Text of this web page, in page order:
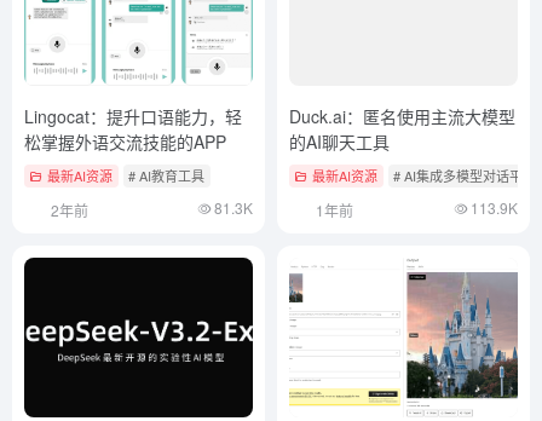
Lingocat：提升口语能力，轻
松掌握外语交流技能的APP
最新AI资源 # AI教育工具
2年前 81.3K
Duck.ai：匿名使用主流大模型
的AI聊天工具
最新AI资源 # AI集成多模型对话平台
1年前 113.9K